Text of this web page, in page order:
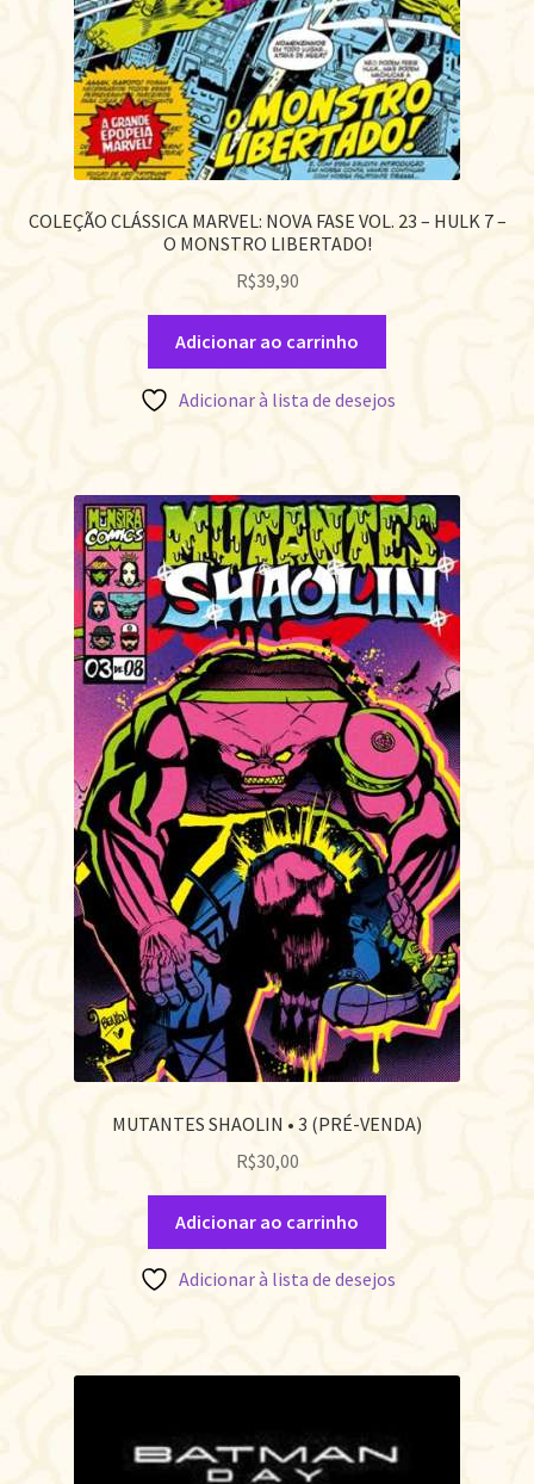
COLEÇÃO CLÁSSICA MARVEL: NOVA FASE VOL. 23 – HULK 7 –
O MONSTRO LIBERTADO!
R$39,90
Adicionar ao carrinho
Adicionar à lista de desejos
MUTANTES SHAOLIN • 3 (PRÉ-VENDA)
R$30,00
Adicionar ao carrinho
Adicionar à lista de desejos